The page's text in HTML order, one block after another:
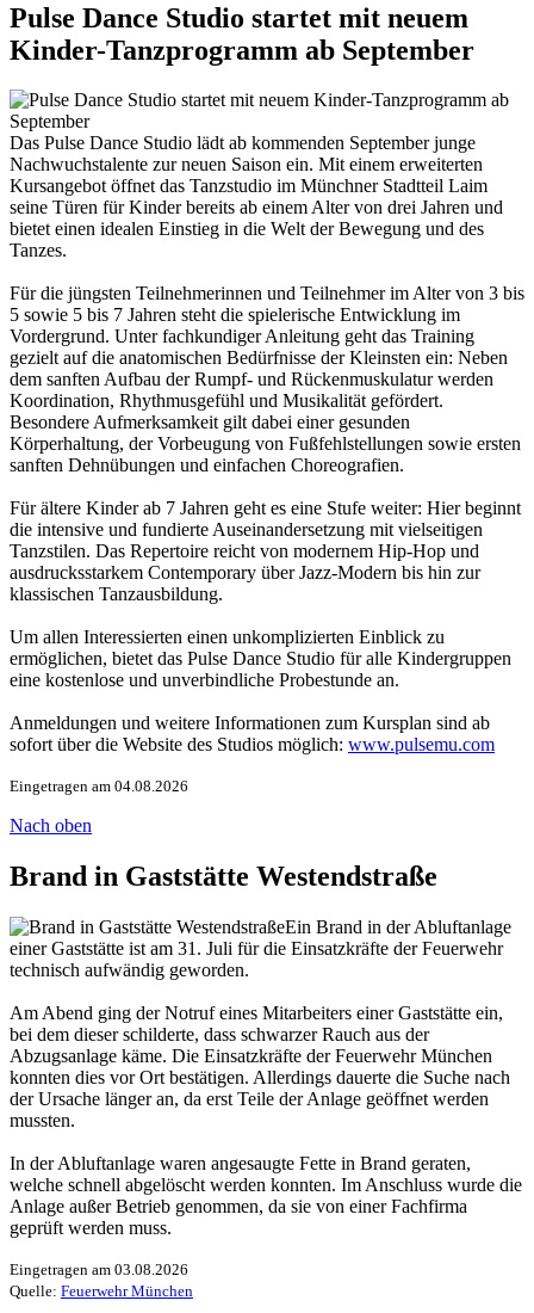
Pulse Dance Studio startet mit neuem
Kinder-Tanzprogramm ab September
Das Pulse Dance Studio lädt ab kommenden September junge
Nachwuchstalente zur neuen Saison ein. Mit einem erweiterten
Kursangebot öffnet das Tanzstudio im Münchner Stadtteil Laim
seine Türen für Kinder bereits ab einem Alter von drei Jahren und
bietet einen idealen Einstieg in die Welt der Bewegung und des
Tanzes.
Für die jüngsten Teilnehmerinnen und Teilnehmer im Alter von 3 bis
5 sowie 5 bis 7 Jahren steht die spielerische Entwicklung im
Vordergrund. Unter fachkundiger Anleitung geht das Training
gezielt auf die anatomischen Bedürfnisse der Kleinsten ein: Neben
dem sanften Aufbau der Rumpf- und Rückenmuskulatur werden
Koordination, Rhythmusgefühl und Musikalität gefördert.
Besondere Aufmerksamkeit gilt dabei einer gesunden
Körperhaltung, der Vorbeugung von Fußfehlstellungen sowie ersten
sanften Dehnübungen und einfachen Choreografien.
Für ältere Kinder ab 7 Jahren geht es eine Stufe weiter: Hier beginnt
die intensive und fundierte Auseinandersetzung mit vielseitigen
Tanzstilen. Das Repertoire reicht von modernem Hip-Hop und
ausdrucksstarkem Contemporary über Jazz-Modern bis hin zur
klassischen Tanzausbildung.
Um allen Interessierten einen unkomplizierten Einblick zu
ermöglichen, bietet das Pulse Dance Studio für alle Kindergruppen
eine kostenlose und unverbindliche Probestunde an.
Anmeldungen und weitere Informationen zum Kursplan sind ab
sofort über die Website des Studios möglich: www.pulsemu.com
Eingetragen am 04.08.2026
Nach oben
Brand in Gaststätte Westendstraße
Ein Brand in der Abluftanlage
einer Gaststätte ist am 31. Juli für die Einsatzkräfte der Feuerwehr
technisch aufwändig geworden.
Am Abend ging der Notruf eines Mitarbeiters einer Gaststätte ein,
bei dem dieser schilderte, dass schwarzer Rauch aus der
Abzugsanlage käme. Die Einsatzkräfte der Feuerwehr München
konnten dies vor Ort bestätigen. Allerdings dauerte die Suche nach
der Ursache länger an, da erst Teile der Anlage geöffnet werden
mussten.
In der Abluftanlage waren angesaugte Fette in Brand geraten,
welche schnell abgelöscht werden konnten. Im Anschluss wurde die
Anlage außer Betrieb genommen, da sie von einer Fachfirma
geprüft werden muss.
Eingetragen am 03.08.2026
Quelle: Feuerwehr München